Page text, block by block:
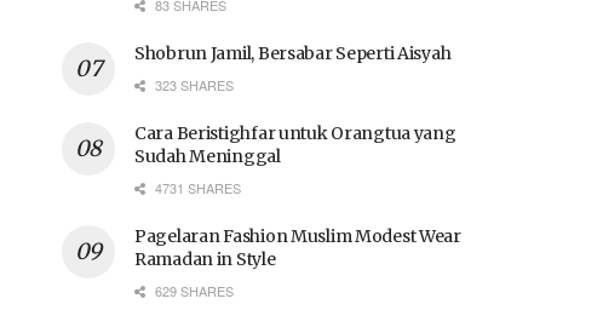
83 SHARES
Shobrun Jamil, Bersabar Seperti Aisyah
323 SHARES
Cara Beristighfar untuk Orangtua yang
Sudah Meninggal
4731 SHARES
Pagelaran Fashion Muslim Modest Wear
Ramadan in Style
629 SHARES